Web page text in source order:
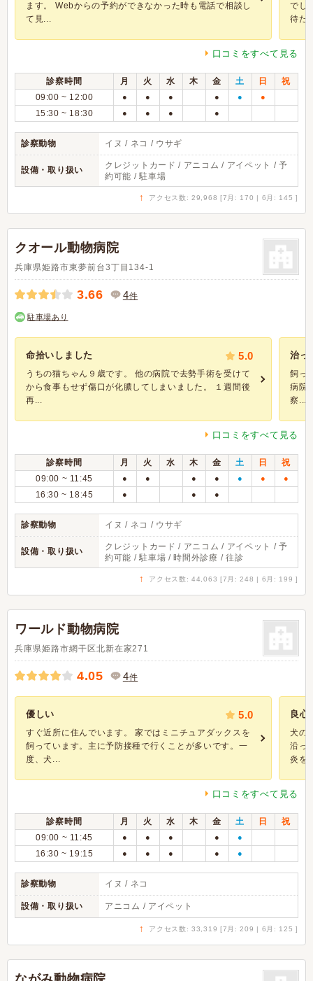
ます。 Webからの予約ができなかった時も電話で相談し
て見...
でし
待た
口コミをすべて見る
診察時間 月 火 水 木 金 土 日
祝
09:00 ~ 12:00
● ● ● ● ● ●
15:30 ~ 18:30 ● ● ● ●
診察動物 イヌ / ネコ / ウサギ
設備・取り扱い
クレジットカード / アニコム / アイペット / 予
約可能 / 駐車場
↑ アクセス数: 29,968 [7月: 170 | 6月: 145 ]
クオール動物病院
兵庫県姫路市東夢前台3丁目134-1
3.66 4件
駐車場あり
命拾いしました 5.0
うちの猫ちゃん９歳です。 他の病院で去勢手術を受けて
から食事もせず傷口が化膿してしまいました。 １週間後
再...
治っ
飼っ
病院
察...
口コミをすべて見る
診察時間 月 火 水 木 金 土 日
祝
09:00 ~ 11:45
● ● ● ● ● ● ●
16:30 ~ 18:45 ● ● ●
診察動物 イヌ / ネコ / ウサギ
設備・取り扱い
クレジットカード / アニコム / アイペット / 予
約可能 / 駐車場 / 時間外診療 / 往診
↑ アクセス数: 44,063 [7月: 248 | 6月: 199 ]
ワールド動物病院
兵庫県姫路市網干区北新在家271
4.05 4件
優しい 5.0
すぐ近所に住んでいます。 家ではミニチュアダックスを
飼っています。主に予防接種で行くことが多いです。一
度、犬...
良心
犬の
沿っ
炎を
口コミをすべて見る
診察時間 月 火 水 木 金 土 日
祝
09:00 ~ 11:45
● ● ● ● ●
16:30 ~ 19:15 ● ● ● ● ●
診察動物 イヌ / ネコ
設備・取り扱い アニコム / アイペット
↑ アクセス数: 33,319 [7月: 209 | 6月: 125 ]